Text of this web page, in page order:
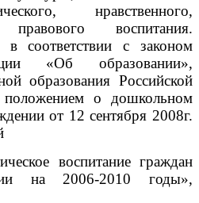
нравственного,
правового воспитания.
в соответствии с законом
«Об образовании»,
образования Российской
о дошкольном
от 12 сентября 2008г.
воспитание граждан
на 2006-2010 годы»,